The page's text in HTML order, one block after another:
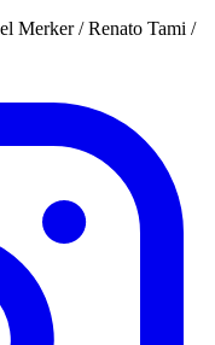
Merker / Renato Tami /